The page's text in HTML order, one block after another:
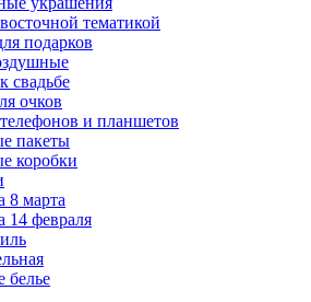
тематикой
подарков
свадьбе
очков
и планшетов
пакеты
коробки
8 марта
14 февраля
белье